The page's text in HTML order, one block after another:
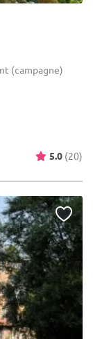
(campagne)
5.0 (20)